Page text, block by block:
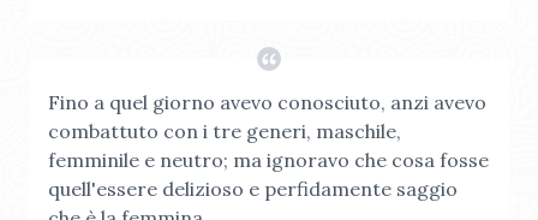
Fino a quel giorno avevo conosciuto, anzi avevo
combattuto con i tre generi, maschile,
femminile e neutro; ma ignoravo che cosa fosse
quell'essere delizioso e perfidamente saggio